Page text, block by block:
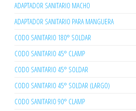
ADAPTADOR SANITARIO MACHO
ADAPTADOR SANITARIO PARA MANGUERA
CODO SANITARIO 180° SOLDAR
CODO SANITARIO 45° CLAMP
CODO SANITARIO 45° SOLDAR
CODO SANITARIO 45° SOLDAR (LARGO)
CODO SANITARIO 90° CLAMP